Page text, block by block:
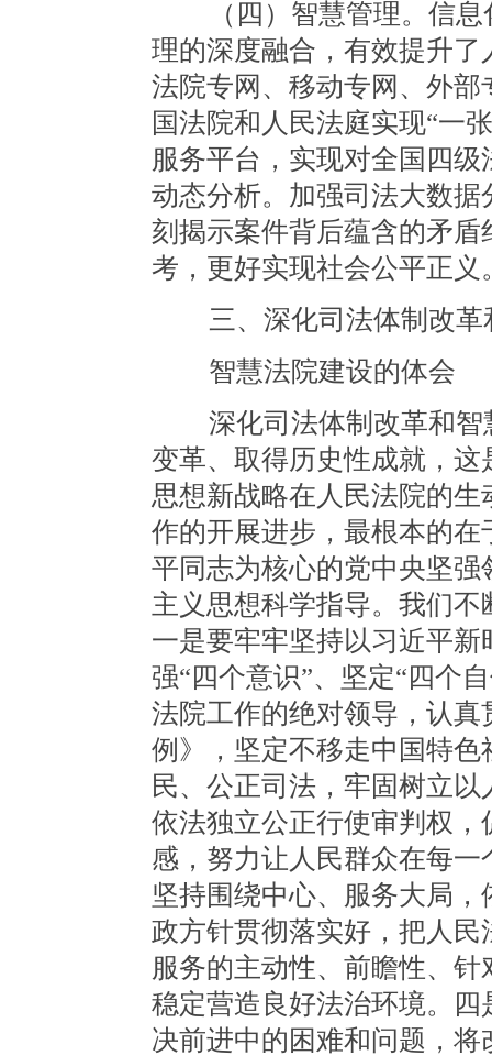
（四）智慧管理。信息
理的深度融合，有效提升
法院专网、移动专网、外
国法院和人民法庭实现“一
服务平台，实现对全国四
动态分析。加强司法大数
刻揭示案件背后蕴含的矛
考，更好实现社会公平正义
三、深化司法体制改革
智慧法院建设的体会
深化司法体制改革和智
变革、取得历史性成就，
思想新战略在人民法院的
作的开展进步，最根本的
平同志为核心的党中央坚
主义思想科学指导。我们
一是要牢牢坚持以习近平
强“四个意识”、坚定“四个
法院工作的绝对领导，认
例》，坚定不移走中国特
民、公正司法，牢固树立
依法独立公正行使审判权
感，努力让人民群众在每
坚持围绕中心、服务大局
政方针贯彻落实好，把人
服务的主动性、前瞻性、
稳定营造良好法治环境。
决前进中的困难和问题，